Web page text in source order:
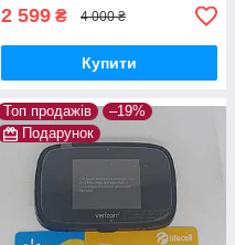
2 599 ₴ 4 000 ₴
Купити
Топ продажів
–19%
Подарунок